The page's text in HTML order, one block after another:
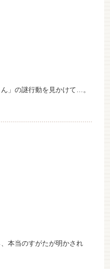
」の謎行動を見かけて…。
本当のすがたが明かされ